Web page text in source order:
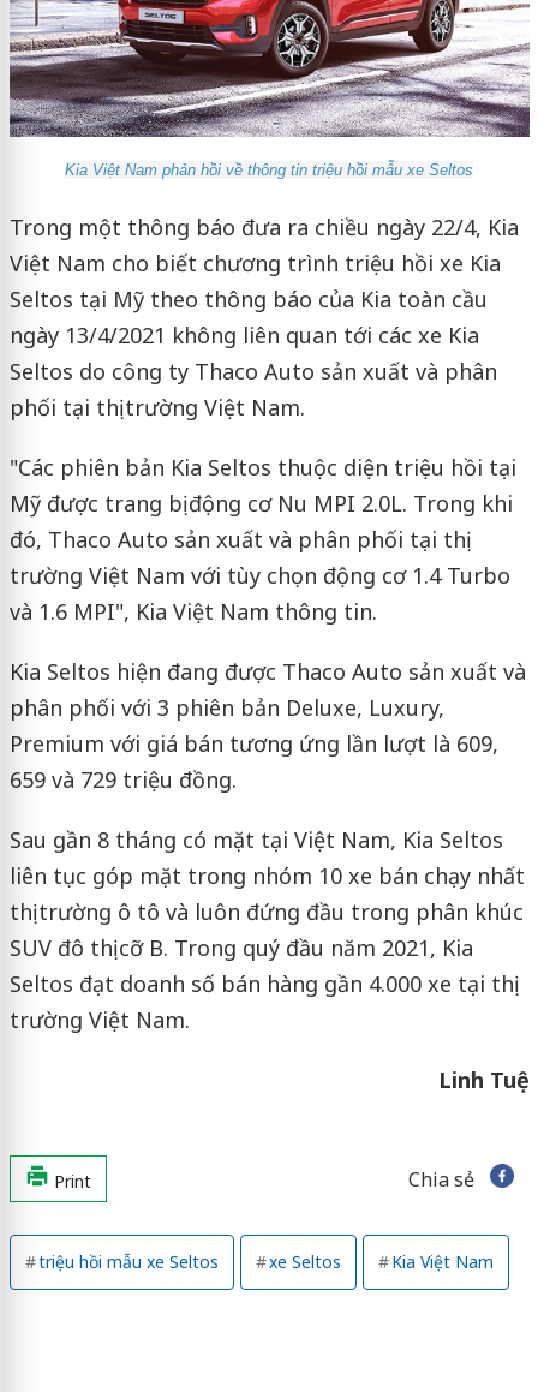
Kia Việt Nam phản hồi về thông tin triệu hồi mẫu xe Seltos
Trong một thông báo đưa ra chiều ngày 22/4, Kia
Việt Nam cho biết chương trình triệu hồi xe Kia
Seltos tại Mỹ theo thông báo của Kia toàn cầu
ngày 13/4/2021 không liên quan tới các xe Kia
Seltos do công ty Thaco Auto sản xuất và phân
phối tại thị trường Việt Nam.
"Các phiên bản Kia Seltos thuộc diện triệu hồi tại
Mỹ được trang bị động cơ Nu MPI 2.0L. Trong khi
đó, Thaco Auto sản xuất và phân phối tại thị
trường Việt Nam với tùy chọn động cơ 1.4 Turbo
và 1.6 MPI", Kia Việt Nam thông tin.
Kia Seltos hiện đang được Thaco Auto sản xuất và
phân phối với 3 phiên bản Deluxe, Luxury,
Premium với giá bán tương ứng lần lượt là 609,
659 và 729 triệu đồng.
Sau gần 8 tháng có mặt tại Việt Nam, Kia Seltos
liên tục góp mặt trong nhóm 10 xe bán chạy nhất
thị trường ô tô và luôn đứng đầu trong phân khúc
SUV đô thị cỡ B. Trong quý đầu năm 2021, Kia
Seltos đạt doanh số bán hàng gần 4.000 xe tại thị
trường Việt Nam.
Linh Tuệ
Print Chia sẻ
triệu hồi mẫu xe Seltos xe Seltos Kia Việt Nam